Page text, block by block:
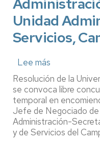
de
Teruel
Unidad
Servicios,
Lee más
LC-
40/2026.
Libre
concurrencia.
Encomienda
de
Resolución de la
se convoca libre
temporal en
Jefe de Negociado
Administración-
y de Servicios del